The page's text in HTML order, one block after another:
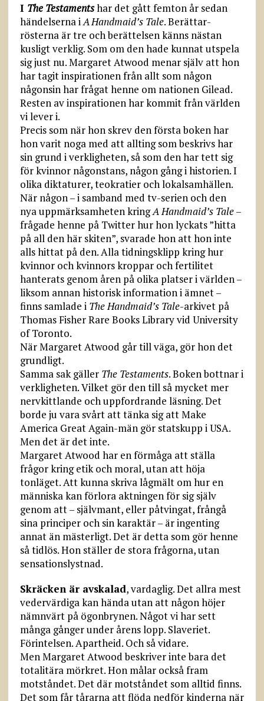
I The Testamentshar det gått femton år sedan
händelserna iA Handmaid’s Tale. Berättar­
rösterna är tre och berättelsen känns nästan
kusligt verklig. Som om den hade kunnat utspela
sig just nu. Margaret Atwood menar själv att hon
har tagit inspirationen från allt som någon
någonsin har frågat henne om nationen Gilead.
Resten av inspirationen har kommit från världen
vi lever i.
Precis som när hon skrev den första boken har
hon varit noga med att allting som beskrivs har
sin grund i verkligheten, så som den har tett sig
för kvinnor någonstans, någon gång i historien. I
olika diktaturer, teokratier och lokalsamhällen.
När någon – i samband med tv-serien och den
nya uppmärksamheten kringA Handmaid’s Tale–
frågade henne på Twitter hur hon lyckats ”hitta
på all den här skiten”, svarade hon att hon inte
alls hittat på den. Alla tidnings­klipp kring hur
kvinnor och kvinnors kroppar och fertilitet
hanterats genom åren på olika platser i världen –
liksom annan historisk information i ämnet –
finns samlade i The Handmaid’s Tale-arkivet på
Thomas Fisher Rare Books Library vid University
of Toronto.
När Margaret Atwood går till väga, gör hon det
grundligt.
Samma sak gällerThe Testaments. Boken bottnar i
verkligheten. Vilket gör den till så mycket mer
nervkittlande och uppfordrande läsning. Det
borde ju vara svårt att tänka sig att Make
America Great Again-män gör statskupp i USA.
Men det är det inte.
Margaret Atwood har en förmåga att ställa
frågor kring etik och moral, utan att höja
tonläget. Att kunna skriva lågmält om hur en
människa kan förlora aktningen för sig själv
genom att – självmant, eller påtvingat, frångå
sina principer och sin karaktär – är ingenting
annat än mästerligt. Det är detta som gör henne
så tidlös. Hon ställer de stora frågorna, utan
sensationslystnad.
Skräcken är avskalad, vardaglig. Det allra mest
vedervärdiga kan hända utan att någon höjer
nämnvärt på ögonbrynen. Något vi har sett
många gånger under årens lopp. Slaveriet.
Förintel­sen. Apartheid. Och så vidare.
Men Margaret Atwood beskriver inte bara det
totalitära mörkret. Hon målar också fram
motståndet. Det där motståndet som alltid finns.
Det som får tårarna att flöda nedför kinderna när